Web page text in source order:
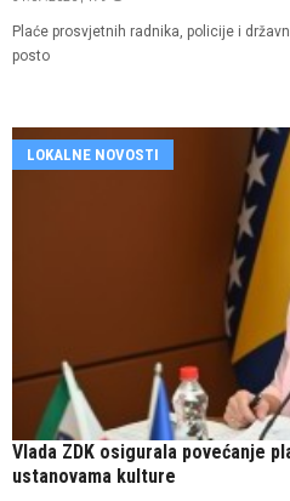
Plaće prosvjetnih radnika, policije i
posto
LOKALNE NOVOSTI
Vlada ZDK osigurala povećanje
ustanovama kulture